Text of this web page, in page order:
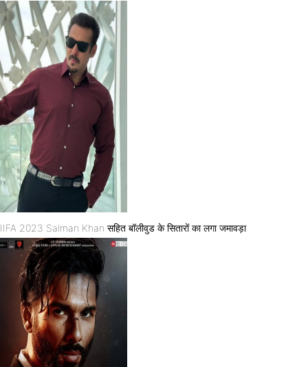
IIFA 2023 Salman Khan सहित बॉलीवुड के सितारों का लगा जमावड़ा